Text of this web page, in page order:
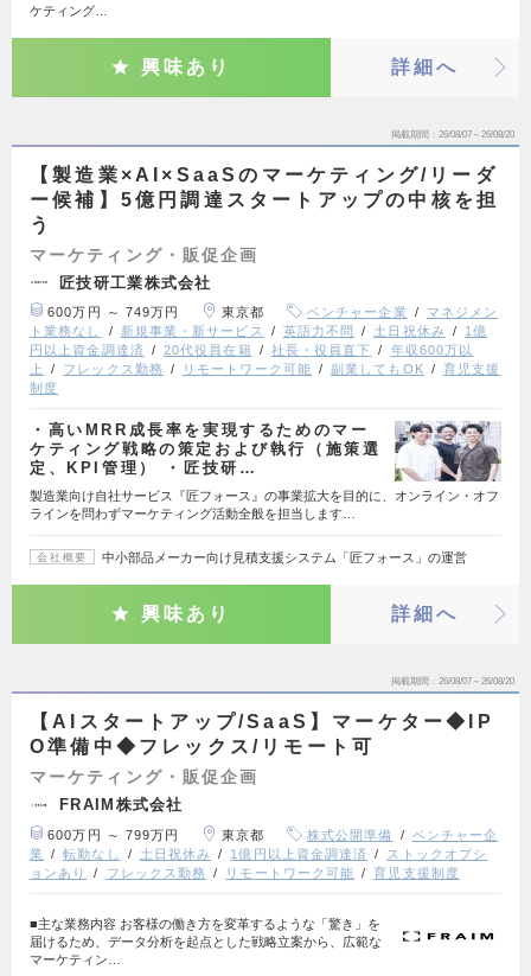
ケティング…
興味あり 詳細へ
掲載期間 26/08/07～26/08/20
【製造業×AI×SaaSのマーケティング/リーダ
ー候補】5億円調達スタートアップの中核を担
う
マーケティング・販促企画
匠技研工業株式会社
600万円 ～ 749万円 東京都 ベンチャー企業
マネジメン
ト業務なし
新規事業・新サービス 英語力不問 土日祝休み
1億
円以上資金調達済
20代役員在籍 社長・役員直下
年収600万以
上
フレックス勤務 リモートワーク可能 副業してもOK
育児支援
制度
・高いMRR成長率を実現するためのマー
ケティング戦略の策定および執行（施策選
定、KPI管理） ・匠技研…
製造業向け自社サービス『匠フォース』の事業拡大を目的に、オンライン・オフ
ラインを問わずマーケティング活動全般を担当します…
会社概要 中小部品メーカー向け見積支援システム「匠フォース」の運営
興味あり 詳細へ
掲載期間 26/08/07～26/08/20
【AIスタートアップ/SaaS】マーケター◆IP
O準備中◆フレックス/リモート可
マーケティング・販促企画
FRAIM株式会社
600万円 ～ 799万円 東京都 株式公開準備
ベンチャー企
業
転勤なし 土日祝休み 1億円以上資金調達済
ストックオプシ
ョンあり
フレックス勤務 リモートワーク可能 育児支援制度
■主な業務内容 お客様の働き方を変革するような「驚き」を
届けるため、データ分析を起点とした戦略立案から、広範な
マーケティン…